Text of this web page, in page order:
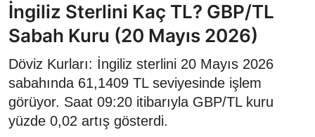
İngiliz Sterlini Kaç TL? GBP/TL
Sabah Kuru (20 Mayıs 2026)
Döviz Kurları: İngiliz sterlini 20 Mayıs 2026
sabahında 61,1409 TL seviyesinde işlem
görüyor. Saat 09:20 itibarıyla GBP/TL kuru
yüzde 0,02 artış gösterdi.